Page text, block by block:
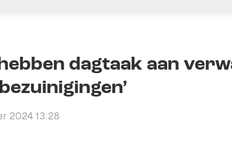
dagtaak aan
2024 13:28